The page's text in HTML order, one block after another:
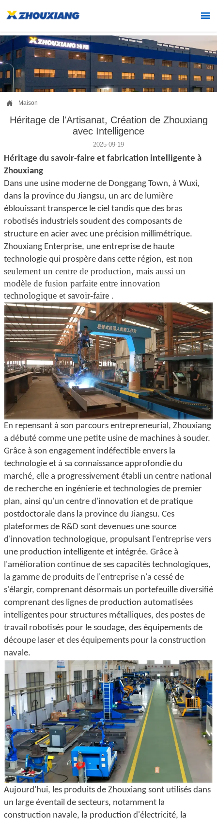

 Maison
Héritage de l'Artisanat, Création de Zhouxiang
avec Intelligence
2025-09-19
Héritage du savoir-faire et fabrication intelligente à
Zhouxiang
Dans une usine moderne de Donggang Town, à Wuxi,
dans la province du Jiangsu, un arc de lumière
éblouissant transperce le ciel tandis que des bras
robotisés industriels soudent des composants de
structure en acier avec une précision millimétrique.
Zhouxiang Enterprise, une entreprise de haute
technologie qui prospère dans cette région, est non
seulement un centre de production, mais aussi un
modèle de fusion parfaite entre innovation
technologique et savoir-faire .
En repensant à son parcours entrepreneurial, Zhouxiang
a débuté comme une petite usine de machines à souder.
Grâce à son engagement indéfectible envers la
technologie et à sa connaissance approfondie du
marché, elle a progressivement établi un centre national
de recherche en ingénierie et technologies de premier
plan, ainsi qu'un centre d'innovation et de pratique
postdoctorale dans la province du Jiangsu. Ces
plateformes de R&D sont devenues une source
d'innovation technologique, propulsant l'entreprise vers
une production intelligente et intégrée. Grâce à
l'amélioration continue de ses capacités technologiques,
la gamme de produits de l'entreprise n'a cessé de
s'élargir, comprenant désormais un portefeuille diversifié
comprenant des lignes de production automatisées
intelligentes pour structures métalliques, des postes de
travail robotisés pour le soudage, des équipements de
découpe laser et des équipements pour la construction
navale.
Aujourd'hui, les produits de Zhouxiang sont utilisés dans
un large éventail de secteurs, notamment la
construction navale, la production d'électricité, la